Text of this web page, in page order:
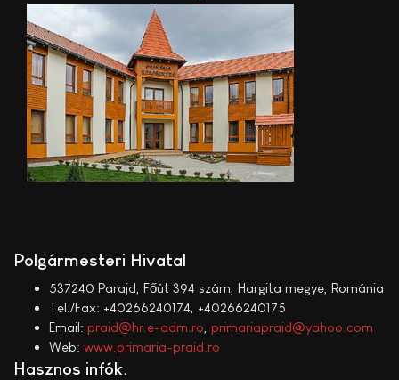
Polgármesteri Hivatal
537240 Parajd, Főút 394 szám, Hargita megye, Románia
Tel./Fax: +40266240174, +40266240175
Email: praid@hr.e-adm.ro primariapraid@yahoo.com
Web: www.primaria-praid.ro
Hasznos infók